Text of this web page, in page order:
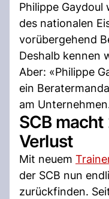
Philippe Gaydoul
des nationalen
vorübergehend
Deshalb kennen
Aber: «Philippe
ein
am
SCB
Verlust
Mit neuem
der SCB nun
zurückfinden.